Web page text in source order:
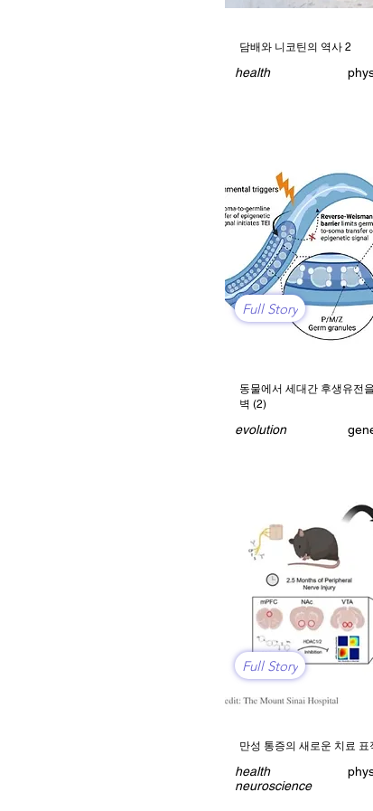
담배와 니코틴의 역사 2
health
Full Story
동물에서 세대간 후생유전
벽 (2)
evolution
Full Story
만성 통증의 새로운 치료 표
health
neuroscience